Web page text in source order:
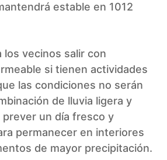
estable en 1012
los vecinos salir con
si tienen actividades
las condiciones no serán
de lluvia ligera y
un día fresco y
permanecer en interiores
de mayor precipitación.